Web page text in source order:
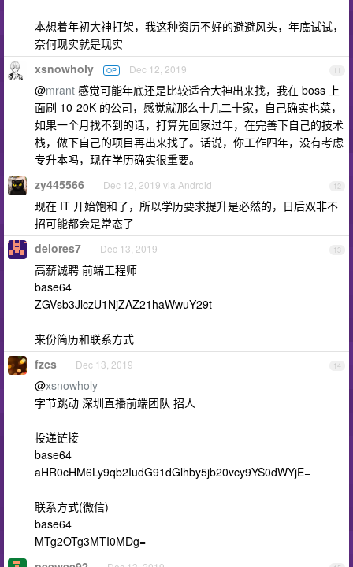
本想着年初大神打架，我这种资历不好的避避风头，年底试试，
奈何现实就是现实
11
xsnowholy OP Dec 12, 2019
@mrant 感觉可能年底还是比较适合大神出来找，我在 boss 上
面刷 10-20K 的公司，感觉就那么十几二十家，自己确实也菜，
如果一个月找不到的话，打算先回家过年，在完善下自己的技术
栈，做下自己的项目再出来找了。话说，你工作四年，没有考虑
专升本吗，现在学历确实很重要。
12
zy445566 Dec 12, 2019 via Android
现在 IT 开始饱和了，所以学历要求提升是必然的，日后双非不
招可能都会是常态了
13
delores7 Dec 13, 2019
高薪诚聘 前端工程师
base64
ZGVsb3JlczU1NjZAZ21haWwuY29t
来份简历和联系方式
14
fzcs Dec 13, 2019
@xsnowholy
字节跳动 深圳直播前端团队 招人
投递链接
base64
aHR0cHM6Ly9qb2IudG91dGlhby5jb20vcy9YS0dWYjE=
联系方式(微信)
base64
MTg2OTg3MTI0MDg=